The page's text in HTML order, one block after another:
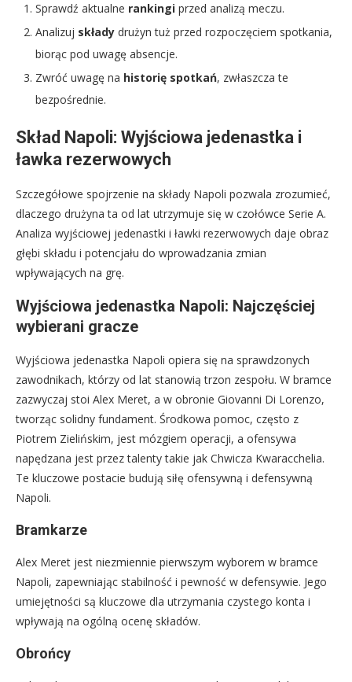
Sprawdź aktualne rankingi przed analizą meczu.
Analizuj składy drużyn tuż przed rozpoczęciem spotkania,
biorąc pod uwagę absencje.
Zwróć uwagę na historię spotkań, zwłaszcza te
bezpośrednie.
Skład Napoli: Wyjściowa jedenastka i
ławka rezerwowych
Szczegółowe spojrzenie na składy Napoli pozwala zrozumieć,
dlaczego drużyna ta od lat utrzymuje się w czołówce Serie A.
Analiza wyjściowej jedenastki i ławki rezerwowych daje obraz
głębi składu i potencjału do wprowadzania zmian
wpływających na grę.
Wyjściowa jedenastka Napoli: Najczęściej
wybierani gracze
Wyjściowa jedenastka Napoli opiera się na sprawdzonych
zawodnikach, którzy od lat stanowią trzon zespołu. W bramce
zazwyczaj stoi Alex Meret, a w obronie Giovanni Di Lorenzo,
tworząc solidny fundament. Środkowa pomoc, często z
Piotrem Zielińskim, jest mózgiem operacji, a ofensywa
napędzana jest przez talenty takie jak Chwicza Kwaracchelia.
Te kluczowe postacie budują siłę ofensywną i defensywną
Napoli.
Bramkarze
Alex Meret jest niezmiennie pierwszym wyborem w bramce
Napoli, zapewniając stabilność i pewność w defensywie. Jego
umiejętności są kluczowe dla utrzymania czystego konta i
wpływają na ogólną ocenę składów.
Obrońcy